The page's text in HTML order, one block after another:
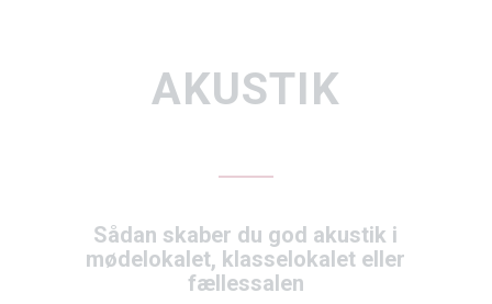
AKUSTIK
Sådan skaber du god akustik i
mødelokalet, klasselokalet eller
fællessalen